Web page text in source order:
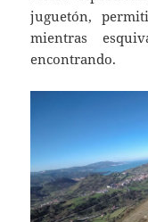
juguetón,
mientras
encontrando.